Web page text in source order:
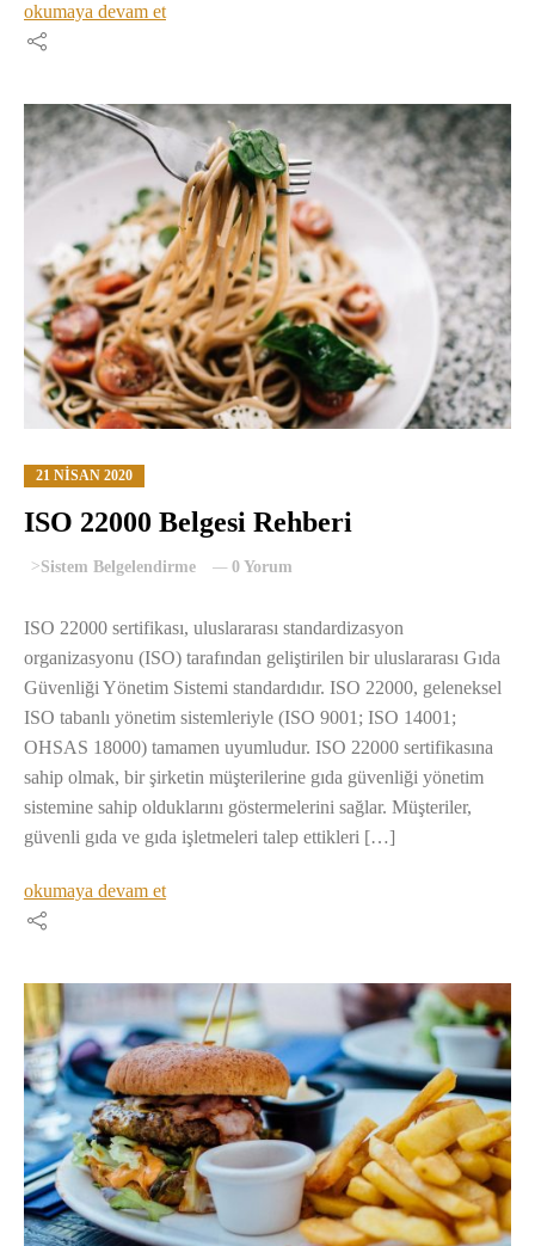
okumaya devam et
21 NISAN 2020
ISO 22000 Belgesi Rehberi
>Sistem Belgelendirme 0 Yorum
ISO 22000 sertifikası, uluslararası standardizasyon
organizasyonu (ISO) tarafından geliştirilen bir uluslararası Gıda
Güvenliği Yönetim Sistemi standardıdır. ISO 22000, geleneksel
ISO tabanlı yönetim sistemleriyle (ISO 9001; ISO 14001;
OHSAS 18000) tamamen uyumludur. ISO 22000 sertifikasına
sahip olmak, bir şirketin müşterilerine gıda güvenliği yönetim
sistemine sahip olduklarını göstermelerini sağlar. Müşteriler,
güvenli gıda ve gıda işletmeleri talep ettikleri […]
okumaya devam et